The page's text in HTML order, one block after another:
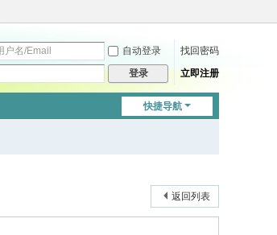
自动登录
找回密码
登录 立即注册
快捷导航
返回列表